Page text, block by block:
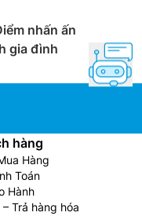
nhấn ấn
gia đình
hàng
Hàng
Toán
Hành
Trả hàng hóa